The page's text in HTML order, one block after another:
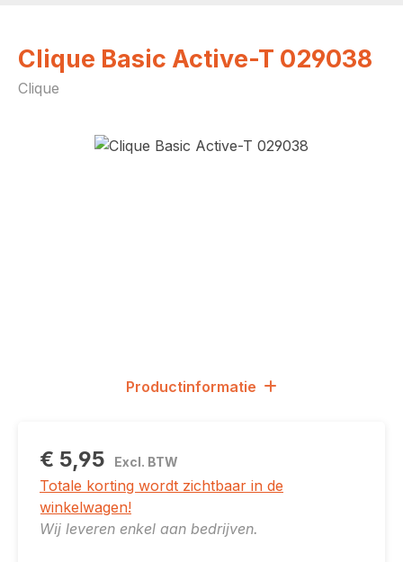
Clique Basic Active-T 029038
Clique
Afbeeldingengalerij overslaan
Productinformatie
€ 5,95 Excl. BTW
Totale korting wordt zichtbaar in de
winkelwagen!
Wij leveren enkel aan bedrijven.